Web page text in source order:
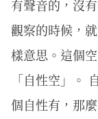
有聲音的，沒
觀察的時候，
樣意思。這個
「自性空」。
個自性有，那